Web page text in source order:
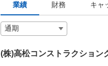
業績 財務 キャ
(株)高松コンストラクション